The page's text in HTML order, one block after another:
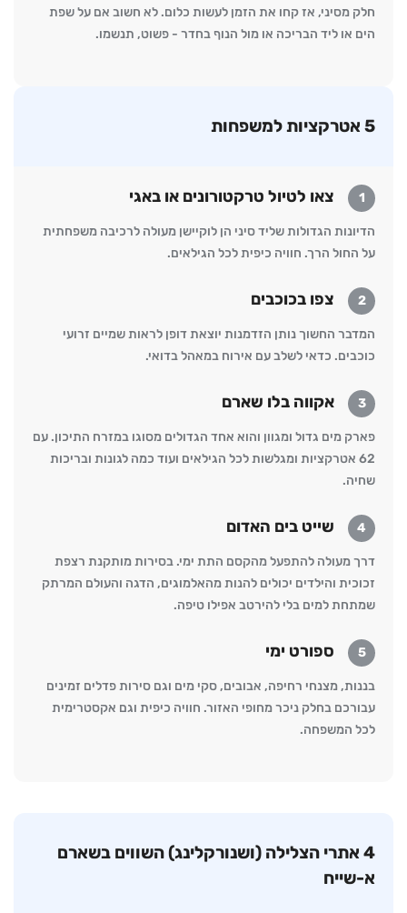
חלק מסיני, אז קחו את הזמן לעשות כלום. לא חשוב אם על שפת
הים או ליד הבריכה או מול הנוף בחדר - פשוט, תנשמו.
5 אטרקציות למשפחות
1 צאו לטיול טרקטורונים או באגי
הדיונות הגדולות שליד סיני הן לוקיישן מעולה לרכיבה משפחתית
על החול הרך. חוויה כיפית לכל הגילאים.
2 צפו בכוכבים
המדבר החשוך נותן הזדמנות יוצאת דופן לראות שמיים זרועי
כוכבים. כדאי לשלב עם אירוח במאהל בדואי.
3 אקווה בלו שארם
פארק מים גדול ומגוון והוא אחד הגדולים מסוגו במזרח התיכון. עם
62 אטרקציות ומגלשות לכל הגילאים ועוד כמה לגונות ובריכות
שחיה.
4 שייט בים האדום
דרך מעולה להתפעל מהקסם התת ימי. בסירות מותקנת רצפת
זכוכית והילדים יכולים להנות מהאלמוגים, הדגה והעולם המרתק
שמתחת למים בלי להירטב אפילו טיפה.
5 ספורט ימי
בננות, מצנחי רחיפה, אבובים, סקי מים וגם סירות פדלים זמינים
עבורכם בחלק ניכר מחופי האזור. חוויה כיפית וגם אקסטרימית
לכל המשפחה.
4 אתרי הצלילה (ושנורקלינג) השווים בשארם
א-שייח